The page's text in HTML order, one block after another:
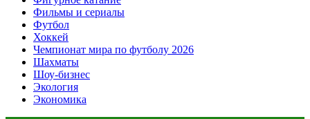
Фильмы и сериалы
Футбол
Хоккей
Чемпионат мира по футболу 2026
Шахматы
Шоу-бизнес
Экология
Экономика